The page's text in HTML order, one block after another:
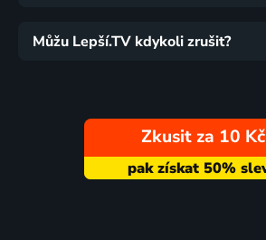
Můžu Lepší.TV kdykoli zrušit?
Zkusit za 10 Kč